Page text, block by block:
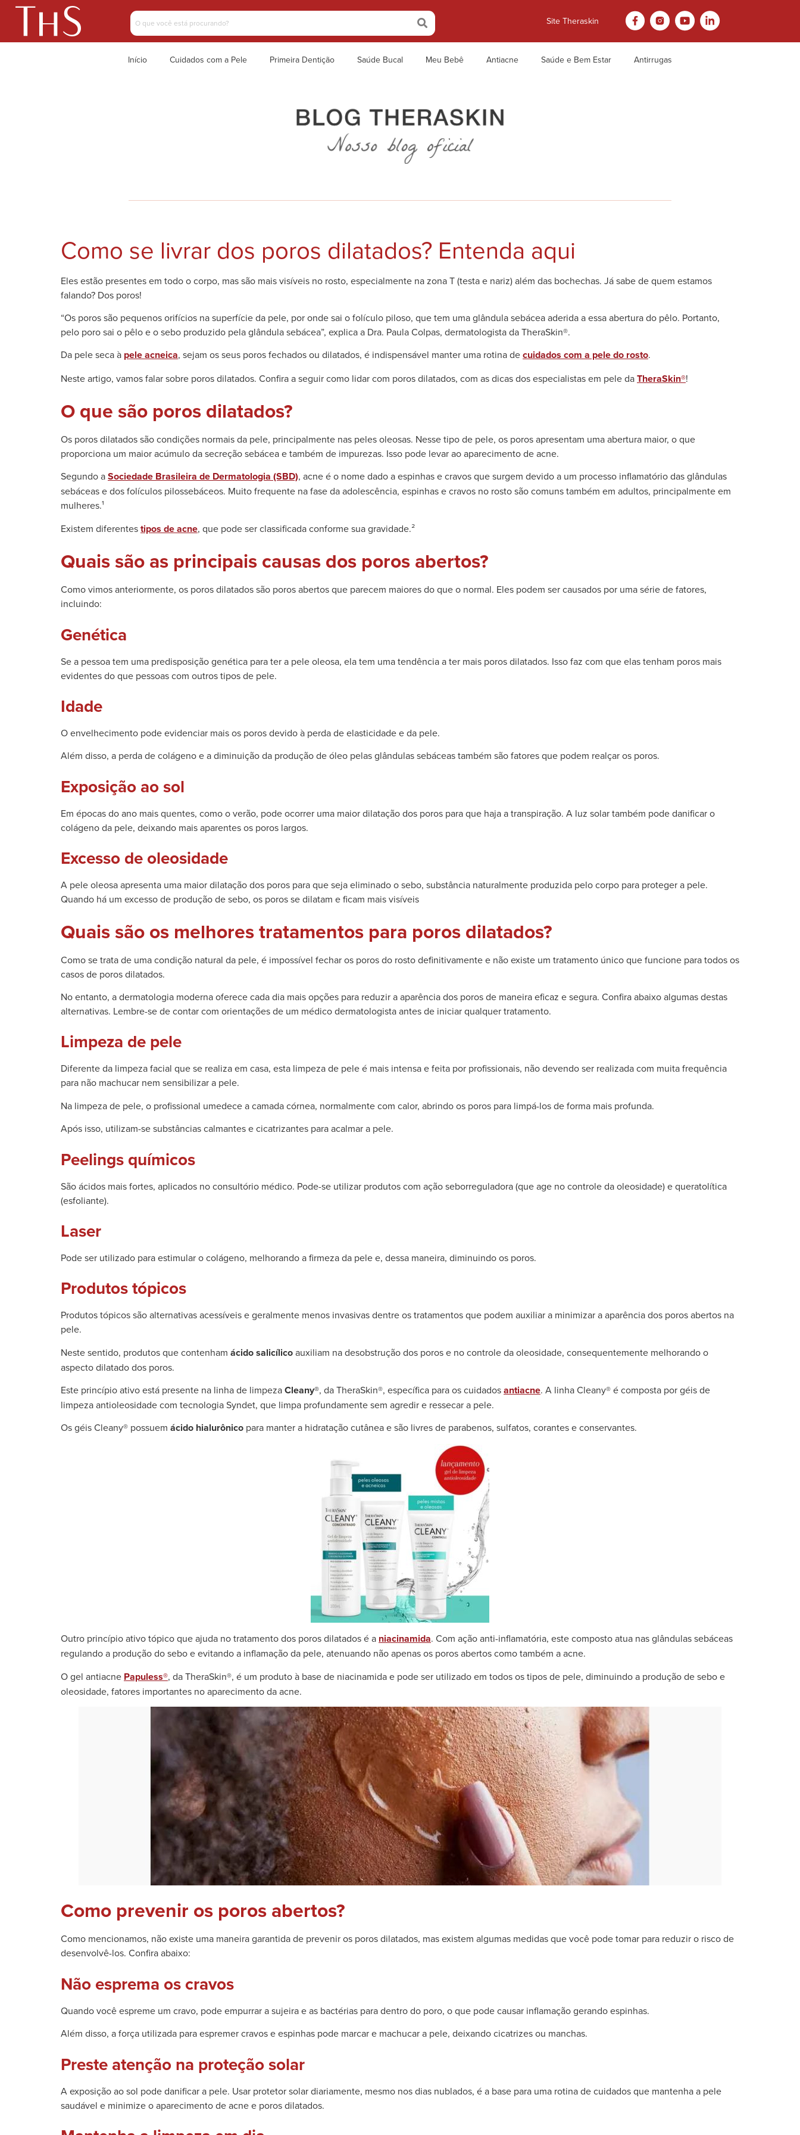
Site Theraskin
Início Cuidados com a Pele Primeira Dentição Saúde Bucal Meu Bebê Antiacne Saúde e Bem Estar Antirrugas
Como se livrar dos poros dilatados? Entenda aqui
Eles estão presentes em todo o corpo, mas são mais visíveis no rosto, especialmente na zona T (testa e nariz) além das bochechas. Já sabe de quem estamos
falando? Dos poros!
“Os poros são pequenos orifícios na superfície da pele, por onde sai o folículo piloso, que tem uma glândula sebácea aderida a essa abertura do pêlo. Portanto,
pelo poro sai o pêlo e o sebo produzido pela glândula sebácea”, explica a Dra. Paula Colpas, dermatologista da TheraSkin®.
Da pele seca à pele acneica, sejam os seus poros fechados ou dilatados, é indispensável manter uma rotina decuidados com a pele do rosto.
Neste artigo, vamos falar sobre poros dilatados. Confira a seguir como lidar com poros dilatados, com as dicas dos especialistas em pele daTheraSkin®!
O que são poros dilatados?
Os poros dilatados são condições normais da pele, principalmente nas peles oleosas. Nesse tipo de pele, os poros apresentam uma abertura maior, o que
proporciona um maior acúmulo da secreção sebácea e também de impurezas. Isso pode levar ao aparecimento de acne.
Segundo aSociedade Brasileira de Dermatologia (SBD), acne é o nome dado a espinhas e cravos que surgem devido a um processo inflamatório das glândulas
sebáceas e dos folículos pilossebáceos. Muito frequente na fase da adolescência, espinhas e cravos no rosto são comuns também em adultos, principalmente em
mulheres.¹
Existem diferentestipos de acne, que pode ser classificada conforme sua gravidade.²
Quais são as principais causas dos poros abertos?
Como vimos anteriormente, os poros dilatados são poros abertos que parecem maiores do que o normal. Eles podem ser causados por uma série de fatores,
incluindo:
Genética
Se a pessoa tem uma predisposição genética para ter a pele oleosa, ela tem uma tendência a ter mais poros dilatados. Isso faz com que elas tenham poros mais
evidentes do que pessoas com outros tipos de pele.
Idade
O envelhecimento pode evidenciar mais os poros devido à perda de elasticidade e da pele.
Além disso, a perda de colágeno e a diminuição da produção de óleo pelas glândulas sebáceas também são fatores que podem realçar os poros.
Exposição ao sol
Em épocas do ano mais quentes, como o verão, pode ocorrer uma maior dilatação dos poros para que haja a transpiração. A luz solar também pode danificar o
colágeno da pele, deixando mais aparentes os poros largos.
Excesso de oleosidade
A pele oleosa apresenta uma maior dilatação dos poros para que seja eliminado o sebo, substância naturalmente produzida pelo corpo para proteger a pele.
Quando há um excesso de produção de sebo, os poros se dilatam e ficam mais visíveis
Quais são os melhores tratamentos para poros dilatados?
Como se trata de uma condição natural da pele, é impossível fechar os poros do rosto definitivamente e não existe um tratamento único que funcione para todos os
casos de poros dilatados.
No entanto, a dermatologia moderna oferece cada dia mais opções para reduzir a aparência dos poros de maneira eficaz e segura. Confira abaixo algumas destas
alternativas. Lembre-se de contar com orientações de um médico dermatologista antes de iniciar qualquer tratamento.
Limpeza de pele
Diferente da limpeza facial que se realiza em casa, esta limpeza de pele é mais intensa e feita por profissionais, não devendo ser realizada com muita frequência
para não machucar nem sensibilizar a pele.
Na limpeza de pele, o profissional umedece a camada córnea, normalmente com calor, abrindo os poros para limpá-los de forma mais profunda.
Após isso, utilizam-se substâncias calmantes e cicatrizantes para acalmar a pele.
Peelings químicos
São ácidos mais fortes, aplicados no consultório médico. Pode-se utilizar produtos com ação seborreguladora (que age no controle da oleosidade) e queratolítica
(esfoliante).
Laser
Pode ser utilizado para estimular o colágeno, melhorando a firmeza da pele e, dessa maneira, diminuindo os poros.
Produtos tópicos
Produtos tópicos são alternativas acessíveis e geralmente menos invasivas dentre os tratamentos que podem auxiliar a minimizar a aparência dos poros abertos na
pele.
Neste sentido, produtos que contenham ácido salicílicoauxiliam na desobstrução dos poros e no controle da oleosidade, consequentemente melhorando o
aspecto dilatado dos poros.
Este princípio ativo está presente na linha de limpezaCleany®, da TheraSkin®, específica para os cuidadosantiacne. A linha Cleany® é composta por géis de
limpeza antioleosidade com tecnologia Syndet, que limpa profundamente sem agredir e ressecar a pele.
Os géis Cleany® possuem ácido hialurônico para manter a hidratação cutânea e são livres de parabenos, sulfatos, corantes e conservantes.
Outro princípio ativo tópico que ajuda no tratamento dos poros dilatados é a niacinamida. Com ação anti-inflamatória, este composto atua nas glândulas sebáceas
regulando a produção do sebo e evitando a inflamação da pele, atenuando não apenas os poros abertos como também a acne.
O gel antiacne Papuless®, da TheraSkin®, é um produto à base de niacinamida e pode ser utilizado em todos os tipos de pele, diminuindo a produção de sebo e
oleosidade, fatores importantes no aparecimento da acne.
Como prevenir os poros abertos?
Como mencionamos, não existe uma maneira garantida de prevenir os poros dilatados, mas existem algumas medidas que você pode tomar para reduzir o risco de
desenvolvê-los. Confira abaixo:
Não esprema os cravos
Quando você espreme um cravo, pode empurrar a sujeira e as bactérias para dentro do poro, o que pode causar inflamação gerando espinhas.
Além disso, a força utilizada para espremer cravos e espinhas pode marcar e machucar a pele, deixando cicatrizes ou manchas.
Preste atenção na proteção solar
A exposição ao sol pode danificar a pele. Usar protetor solar diariamente, mesmo nos dias nublados, é a base para uma rotina de cuidados que mantenha a pele
saudável e minimize o aparecimento de acne e poros dilatados.